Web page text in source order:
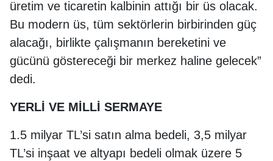
üretim ve ticaretin kalbinin attığı bir üs olacak.
Bu modern üs, tüm sektörlerin birbirinden güç
alacağı, birlikte çalışmanın bereketini ve
gücünü göstereceği bir merkez haline gelecek”
dedi.
YERLİ VE MİLLİ SERMAYE
1.5 milyar TL’si satın alma bedeli, 3,5 milyar
TL’si inşaat ve altyapı bedeli olmak üzere 5